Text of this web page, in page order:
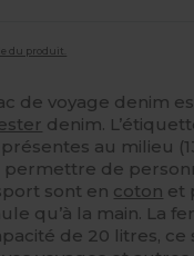
du produit.
de voyage denim
denim.
au milieu
permettre de
sont en coton et
qu’à la main. La
de 20 litres,